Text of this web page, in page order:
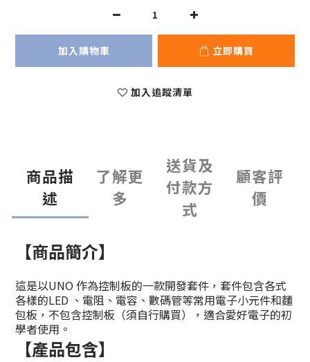
加入購物車 立即購買
加入追蹤清單
商品描
述
了解更
多
送貨及
付款方
式
顧客評
價
【商品簡介】
這是以UNO 作為控制板的一款開發套件，套件包含各式
各樣的LED 、電阻、電容、數碼管等常用電子小元件和麵
包板，不包含控制板（須自行購買），適合愛好電子的初
學者使用。
【產品包含】